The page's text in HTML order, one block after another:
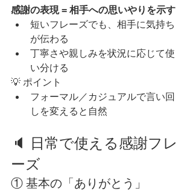
感謝の表現 = 相手への思いやりを示す
短いフレーズでも、相手に気持ち
が伝わる
丁寧さや親しみを状況に応じて使
い分ける
💡 ポイント
フォーマル／カジュアルで言い回
しを変えると自然
🔈 日常で使える感謝フレ
ーズ
① 基本の「ありがとう」